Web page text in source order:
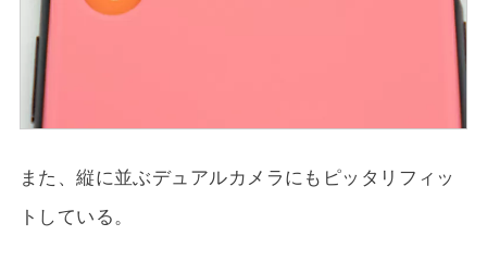
また、縦に並ぶデュアルカメラにもピッタリフィッ
トしている。